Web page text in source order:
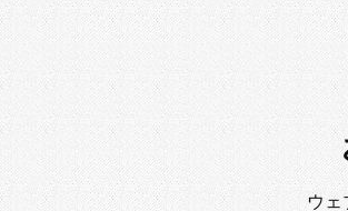
ウェ